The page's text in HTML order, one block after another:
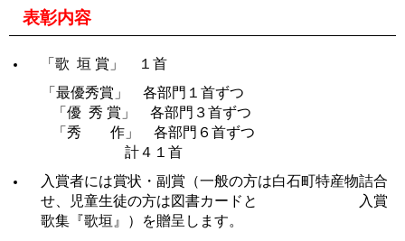
表彰内容
「歌 垣 賞」 １首
「最優秀賞」 各部門１首ずつ
「優 秀 賞」 各部門３首ずつ
「秀 作」 各部門６首ずつ
計４１首
入賞者には賞状・副賞（一般の方は白石町特産物詰合
せ、児童生徒の方は図書カードと 入賞
歌集『歌垣』）を贈呈します。